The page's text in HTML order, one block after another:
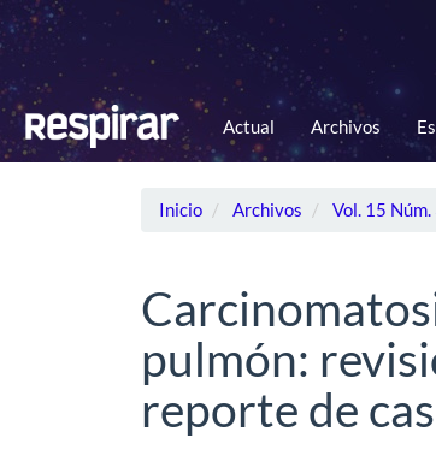
Navegación
principal
Contenido
principal
Barra
lateral
Actual Archivos
Inicio Archivos Vol. 15
pulmón:
reporte de